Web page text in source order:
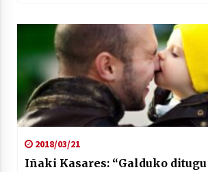
Telebistaren eskutik
2021/06/30
2018/03/21
Iñaki Kasares: “Galduko ditugu